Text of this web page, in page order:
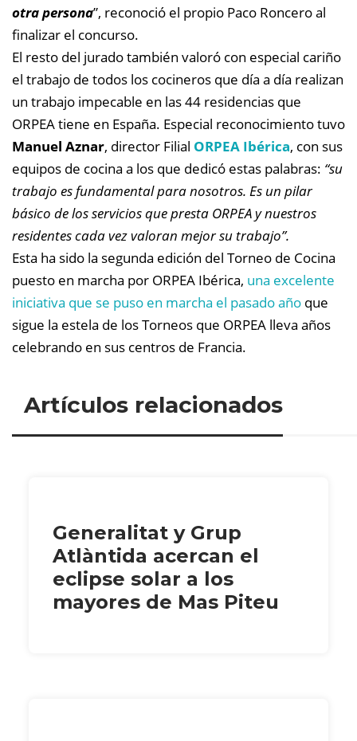
otra persona”, reconoció el propio Paco Roncero al
finalizar el concurso.
El resto del jurado también valoró con especial cariño
el trabajo de todos los cocineros que día a día realizan
un trabajo impecable en las 44 residencias que
ORPEA tiene en España. Especial reconocimiento tuvo
Manuel Aznar, director Filial ORPEA Ibérica, con sus
equipos de cocina a los que dedicó estas palabras: “su
trabajo es fundamental para nosotros. Es un pilar
básico de los servicios que presta ORPEA y nuestros
residentes cada vez valoran mejor su trabajo”.
Esta ha sido la segunda edición del Torneo de Cocina
puesto en marcha por ORPEA Ibérica, una excelente
iniciativa que se puso en marcha el pasado año que
sigue la estela de los Torneos que ORPEA lleva años
celebrando en sus centros de Francia.
Artículos relacionados
Generalitat y Grup
Atlàntida acercan el
eclipse solar a los
mayores de Mas Piteu